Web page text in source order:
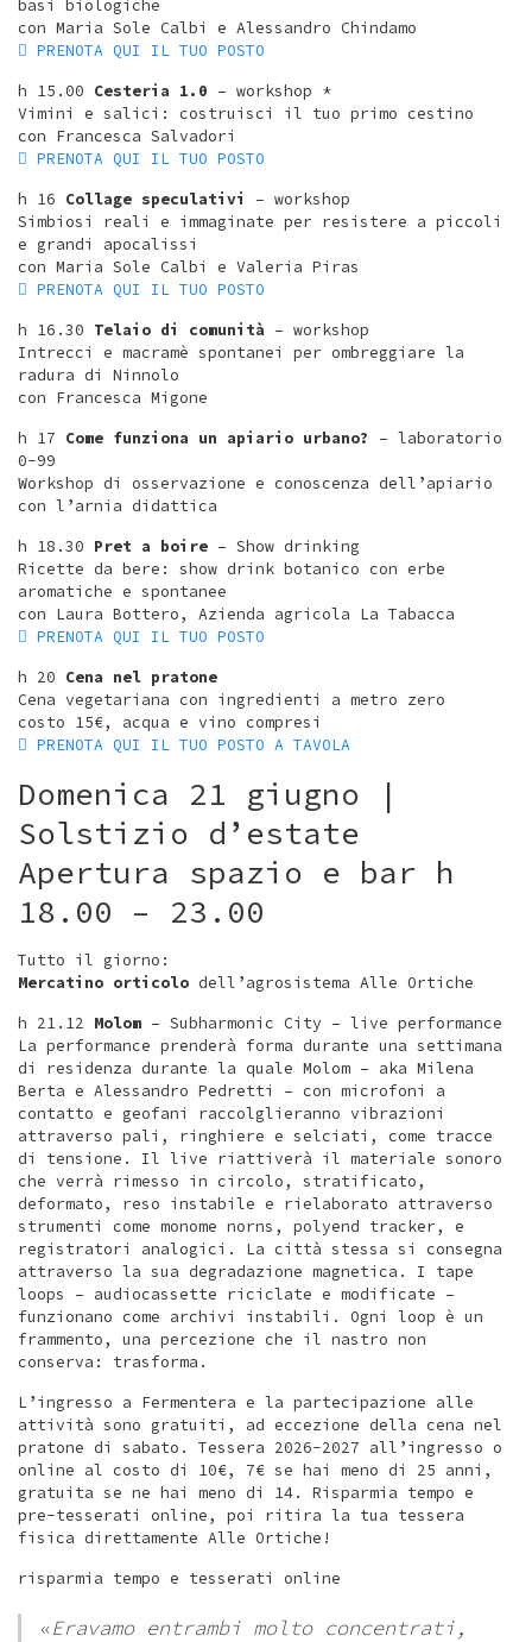
basi biologiche
con Maria Sole Calbi e Alessandro Chindamo
︎︎︎ PRENOTA QUI IL TUO POSTO
h 15.00 Cesteria 1.0 – workshop *
Vimini e salici: costruisci il tuo primo cestino
con Francesca Salvadori
︎︎︎ PRENOTA QUI IL TUO POSTO
h 16 Collage speculativi
– workshop
Simbiosi reali e immaginate per resistere a piccoli
e grandi apocalissi
con Maria Sole Calbi e Valeria Piras
︎︎︎ PRENOTA QUI IL TUO POSTO
h 16.30 Telaio di comunità – workshop
Intrecci e macramè spontanei per ombreggiare la
radura di Ninnolo
con Francesca Migone
h 17 Come funziona un apiario urbano?
– laboratorio
0-99
Workshop di osservazione e conoscenza dell’apiario
con l’arnia didattica
h 18.30 Pret a boire – Show drinking
Ricette da bere: show drink botanico con erbe
aromatiche e spontanee
con Laura Bottero, Azienda agricola La Tabacca
︎︎︎ PRENOTA QUI IL TUO POSTO
h 20 Cena nel pratone
Cena vegetariana con ingredienti a metro zero
costo 15€, acqua e vino compresi
︎︎︎ PRENOTA QUI IL TUO POSTO A TAVOLA
Domenica 21 giugno |
Solstizio d’estate
Apertura spazio e bar h
18.00 – 23.00
Tutto il giorno:
Mercatino orticolo dell’agrosistema Alle Ortiche
h 21.12 Molom – Subharmonic City – live performance
La performance prenderà forma durante una settimana
di residenza durante la quale Molom – aka Milena
Berta e Alessandro Pedretti – con microfoni a
contatto e geofani raccolglieranno vibrazioni
attraverso pali, ringhiere e selciati, come tracce
di tensione. Il live riattiverà il materiale sonoro
che verrà rimesso in circolo, stratificato,
deformato, reso instabile e rielaborato attraverso
strumenti come monome norns, polyend tracker, e
registratori analogici. La città stessa si consegna
attraverso la sua degradazione magnetica. I tape
loops – audiocassette riciclate e modificate –
funzionano come archivi instabili. Ogni loop è un
frammento, una percezione che il nastro non
conserva: trasforma.
L’ingresso a Fermentera e la partecipazione alle
attività sono gratuiti, ad eccezione della cena nel
pratone di sabato. Tessera 2026-2027 all’ingresso o
online al costo di 10€, 7€ se hai meno di 25 anni,
gratuita se ne hai meno di 14. Risparmia tempo e
pre-tesserati online, poi ritira la tua tessera
fisica direttamente Alle Ortiche!
risparmia tempo e tesserati online
«Eravamo entrambi molto concentrati,